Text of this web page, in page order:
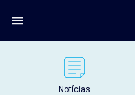
Notícias